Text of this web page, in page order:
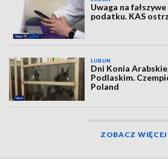
Uwaga na
podatku. KAS
LUBLIN
Dni Konia
Podlaskim.
Poland
ZOBACZ WIĘCEJ